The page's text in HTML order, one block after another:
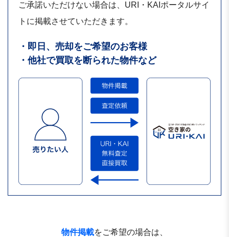
ご承諾いただけない場合は、URI・KAIポータルサイ
トに掲載させていただきます。
・即日、売却をご希望のお客様
・他社で買取を断られた物件など
物件掲載をご希望の場合は、